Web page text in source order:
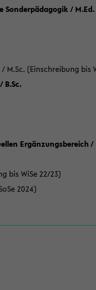
Sonderpädagogik / M.Ed.
(Einschreibung bis
B.Sc.
Ergänzungsbereich /
bis WiSe 22/23)
2024)